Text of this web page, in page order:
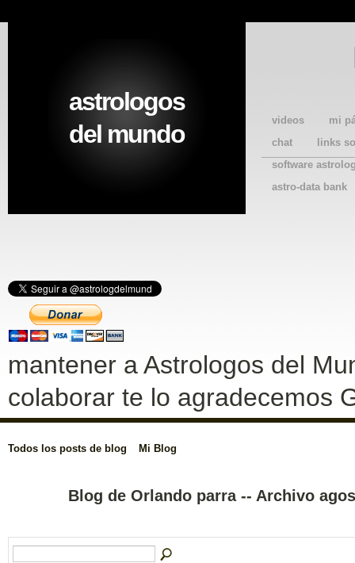
videos
mi
chat
links
software
astro-data bank
astrologos
del mundo
mantener a Astrologos del
colaborar te lo agradecemos
Todos los posts de blog Mi Blog
Blog de Orlando parra -- Archivo